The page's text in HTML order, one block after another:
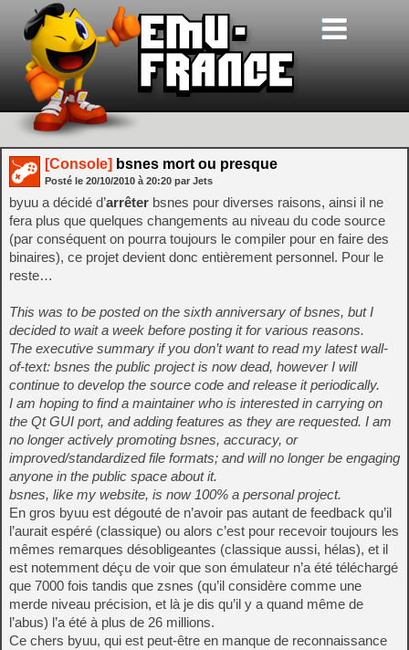
[Console] bsnes mort ou presque
Posté le 20/10/2010 à 20:20 par Jets
byuu a décidé d’arrêter bsnes pour diverses raisons, ainsi il ne
fera plus que quelques changements au niveau du code source
(par conséquent on pourra toujours le compiler pour en faire des
binaires), ce projet devient donc entièrement personnel. Pour le
reste…
This was to be posted on the sixth anniversary of bsnes, but I
decided to wait a week before posting it for various reasons.
The executive summary if you don’t want to read my latest wall-
of-text: bsnes the public project is now dead, however I will
continue to develop the source code and release it periodically.
I am hoping to find a maintainer who is interested in carrying on
the Qt GUI port, and adding features as they are requested. I am
no longer actively promoting bsnes, accuracy, or
improved/standardized file formats; and will no longer be engaging
anyone in the public space about it.
bsnes, like my website, is now 100% a personal project.
En gros byuu est dégouté de n’avoir pas autant de feedback qu’il
l’aurait espéré (classique) ou alors c’est pour recevoir toujours les
mêmes remarques désobligeantes (classique aussi, hélas), et il
est notemment déçu de voir que son émulateur n’a été téléchargé
que 7000 fois tandis que zsnes (qu’il considère comme une
merde niveau précision, et là je dis qu’il y a quand même de
l’abus) l’a été à plus de 26 millions.
Ce chers byuu, qui est peut-être en manque de reconnaissance